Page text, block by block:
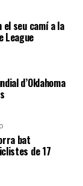
el seu camí a la
League
d’Oklahoma
bat
de 17